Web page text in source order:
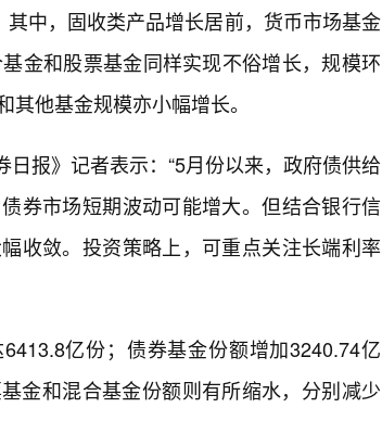
中，固收类产品增长居前，货币市场基金
金和股票基金同样实现不俗增长，规模环
他基金规模亦小幅增长。
报》记者表示：“5月份以来，政府债供给
券市场短期波动可能增大。但结合银行信
收敛。投资策略上，可重点关注长端利率
亿份；债券基金份额增加3240.74亿
金和混合基金份额则有所缩水，分别减少